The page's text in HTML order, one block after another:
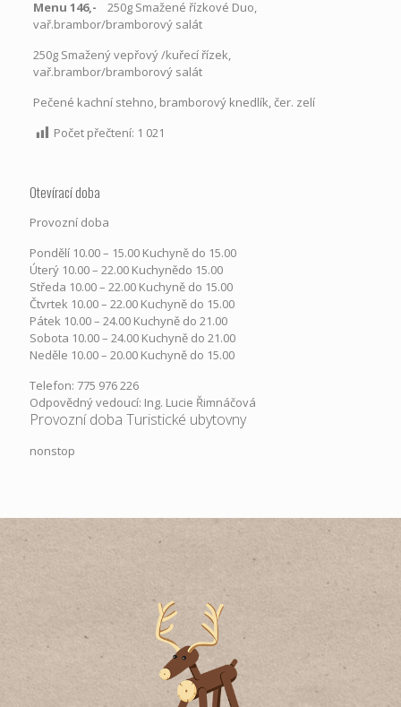
Menu 146,- 250g Smažené řízkové Duo,
vař.brambor/bramborový salát
250g Smažený vepřový /kuřecí řízek,
vař.brambor/bramborový salát
Pečené kachní stehno, bramborový knedlík, čer. zelí
Počet přečtení: 1 021
Otevírací doba
Provozní doba
Pondělí​ 10.00 – 15.00​​ Kuchyně do 15.00
Úterý ​10.00 – 22.00​​ Kuchynědo 15.00
Středa ​10.00 – 22.00 ​​Kuchyně do 15.00
Čtvrtek​ 10.00 – 22.00 ​​Kuchyně do 15.00
Pátek​ 10.00 – 24.00​​ Kuchyně do 21.00
Sobota ​10.00 – 24.00​​ Kuchyně do 21.00
Neděle ​10.00 – 20.00​​ Kuchyně do 15.00
Telefon: 775 976 226
Odpovědný vedoucí: Ing. Lucie Řimnáčová
Provozní doba Turistické ubytovny
nonstop